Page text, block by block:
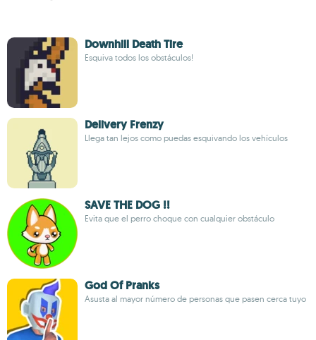
Downhill Death Tire
Esquiva todos los obstáculos!
Delivery Frenzy
Llega tan lejos como puedas esquivando los vehículos
SAVE THE DOG !!
Evita que el perro choque con cualquier obstáculo
God Of Pranks
Asusta al mayor número de personas que pasen cerca tuyo